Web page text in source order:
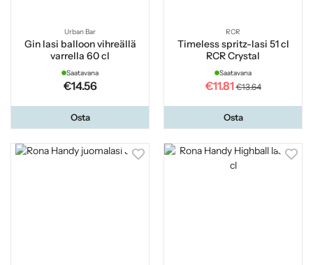
Urban Bar
Gin lasi balloon vihreällä
varrella 60 cl
Saatavana
€14.56
Osta
RCR
Timeless spritz-lasi 51 cl
RCR Crystal
Saatavana
€11.81 €13.64
Osta